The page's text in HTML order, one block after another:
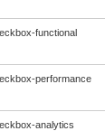
functional
performance
analytics